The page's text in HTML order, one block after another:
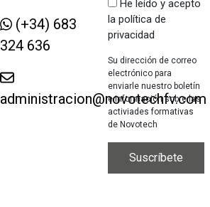
(+34) 683
324 636
administracion@novotechfv.com
He leído y acepto
la política de
privacidad
Su dirección de correo
electrónico para
enviarle nuestro boletín
e información sobre las
activiades formativas
de Novotech